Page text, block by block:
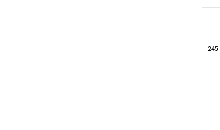
סקודה חשפה גרסת "צמרת" של RS שתהיה החזקה בתולדותיה של הסדרה המושחזת, עם 245